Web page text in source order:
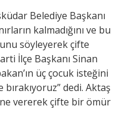
Belediye Başkanı
kalmadığını ve bu
söyleyerek çifte
İlçe Başkanı Sinan
üç çocuk isteğini
dedi. Aktaş
vererek çifte bir ömür